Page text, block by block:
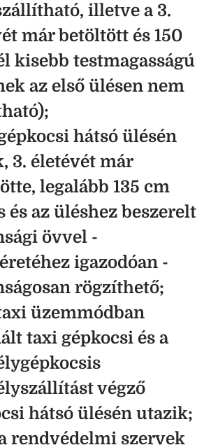
illetve a 3.
már betöltött és 150
kisebb testmagasságú
az első ülésen nem
hátsó ülésén
3. életévét már
legalább 135 cm
és az üléshez beszerelt
övvel -
igazodóan -
rögzíthető;
üzemmódban
taxi gépkocsi és a
végző
hátsó ülésén utazik;
rendvédelmi szervek